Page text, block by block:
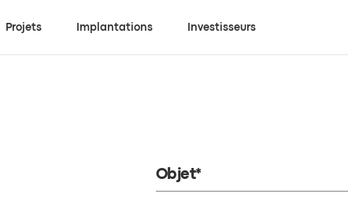
Projets Implantations Investisseurs
Objet*